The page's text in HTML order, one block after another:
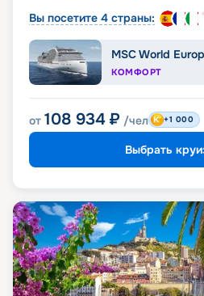
Вы посетите 4 страны:
MSC World
КОМФОРТ
от 108 934 ₽ /чел +1 000
Выбрать